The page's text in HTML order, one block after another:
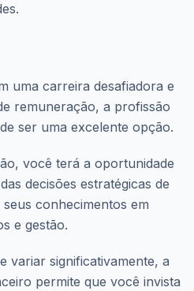
uma carreira desafiadora e
remuneração, a profissão
ser uma excelente opção.
você terá a oportunidade
decisões estratégicas de
conhecimentos em
e gestão.
variar significativamente, a
permite que você invista